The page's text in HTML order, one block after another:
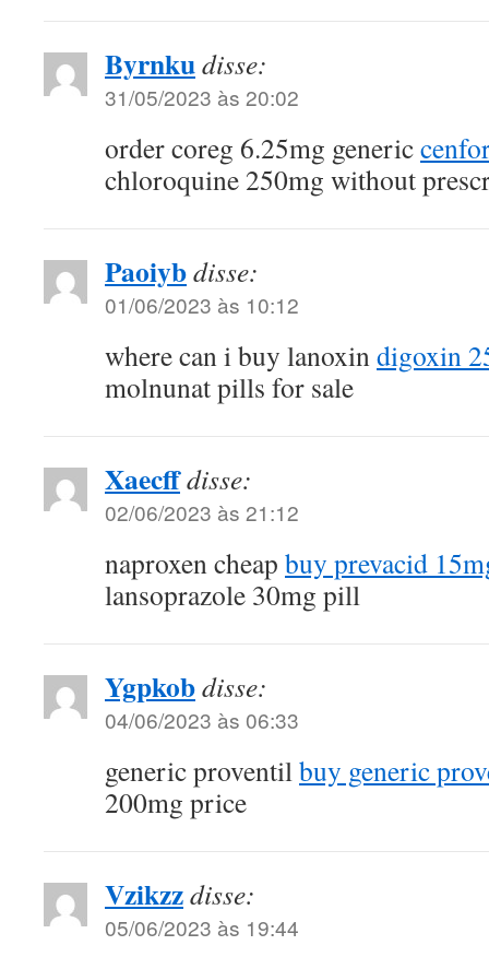
Byrnkudisse:
31/05/2023 às 20:02
order coreg 6.25mg generic
chloroquine 250mg without
Paoiybdisse:
01/06/2023 às 10:12
where can i buy lanoxindigoxin
molnunat pills for sale
Xaecffdisse:
02/06/2023 às 21:12
naproxen cheap buy prevacid
lansoprazole 30mg pill
Ygpkobdisse:
04/06/2023 às 06:33
generic proventilbuy generic
200mg price
Vzikzzdisse:
05/06/2023 às 19:44